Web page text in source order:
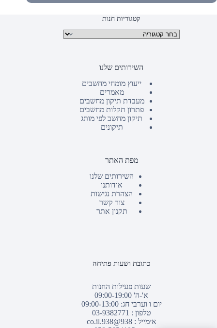
קטגוריות חנות
קטגוריות מוצרים
השירותים שלנו
ייעוץ מומחי מחשבים
מאמרים
מעבדת תיקון מחשבים
פתרון תקלות מחשבים
תיקון מחשב לפי מותג
תיקונים
מפת האתר
השירותים שלנו
אודותנו
הצהרת נגישות
צור קשר
תקנון אתר
כתובת ושעות פתיחה
שעות פעילות החנות
א'-ה' 09:00-19:00
יום ו וערבי חג: 09:00-13:00
טלפון : 03-9382771
אימייל :938@938.co.il